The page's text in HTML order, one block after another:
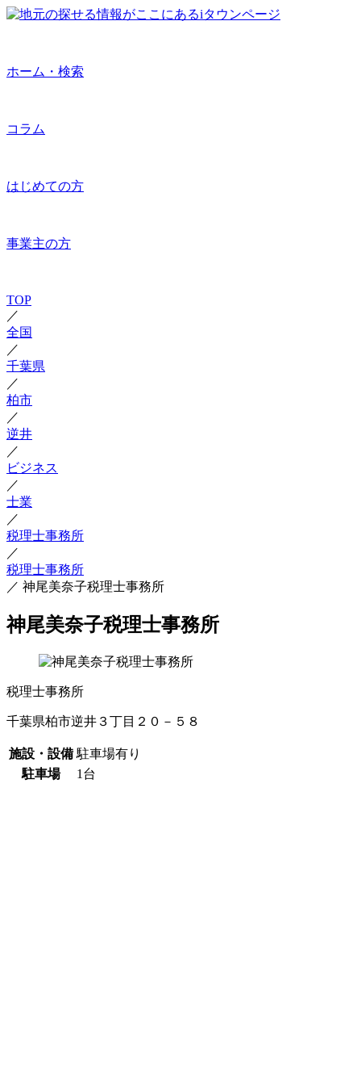
ホーム・検索
コラム
はじめての方
事業主の方
TOP
／
全国
／
千葉県
／
柏市
／
逆井
／
ビジネス
／
士業
／
税理士事務所
／
税理士事務所
／ 神尾美奈子税理士事務所
神尾美奈子税理士事務所
税理士事務所
千葉県柏市逆井３丁目２０－５８
施設・設備 駐車場有り
駐車場
1台